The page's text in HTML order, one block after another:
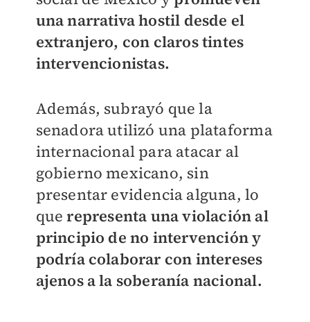
una narrativa hostil desde el
extranjero, con claros tintes
intervencionistas.
Además, subrayó que la
senadora utilizó una plataforma
internacional para atacar al
gobierno mexicano, sin
presentar evidencia alguna, lo
querepresenta una violación al
principio de no intervención y
podría colaborar con intereses
ajenos a la soberanía nacional.